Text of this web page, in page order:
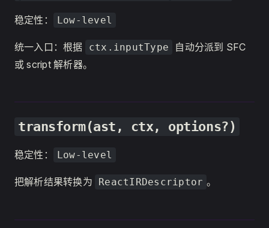
稳定性： Low-level
统一入口：根据 ctx.inputType
自动分派到 SFC
或 script 解析器。
transform(ast, ctx, options?)
稳定性： Low-level
把解析结果转换为 ReactIRDescriptor 。